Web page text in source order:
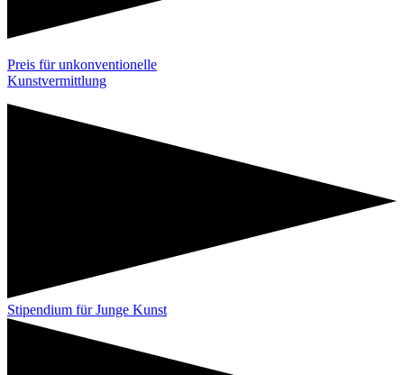
Preis für unkonventionelle
Kunstvermittlung
Stipendium für Junge Kunst